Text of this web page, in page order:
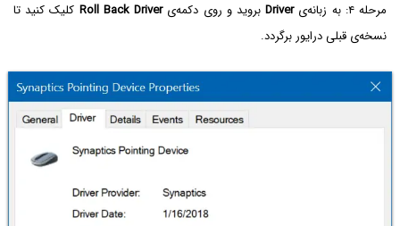
مرحله ۴: به زبانه‌ی
Driverبروید و روی دکمه‌یRoll Back Driver کلیک کنید تا
نسخه‌ی قبلی درایور برگردد.